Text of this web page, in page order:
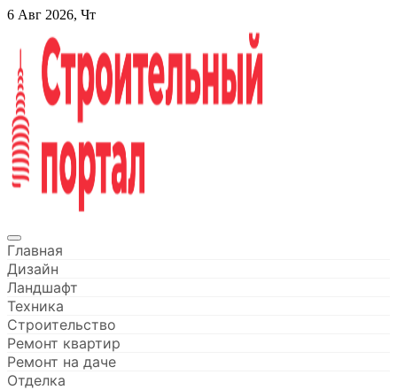
Перейти
содержанию
6 Авг 2026, Чт
Строительный портал
Главная
Дизайн
Ландшафт
Техника
Строительство
Ремонт квартир
Ремонт на даче
Отделка